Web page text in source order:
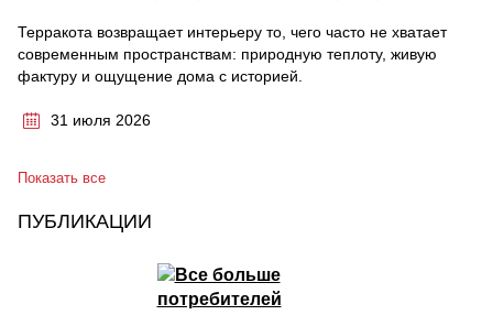
Терракота возвращает интерьеру то, чего часто не хватает
современным пространствам: природную теплоту, живую
фактуру и ощущение дома с историей.
31 июля 2026
Показать все
ПУБЛИКАЦИИ